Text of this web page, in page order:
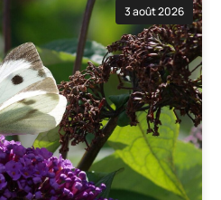
3 août 2026